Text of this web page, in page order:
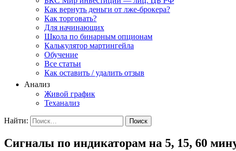
Как вернуть деньги от лже-брокера?
Как торговать?
Для начинающих
Школа по бинарным опционам
Калькулятор мартингейла
Обучение
Все статьи
Как оставить / удалить отзыв
Анализ
Живой график
Теханализ
Найти:
Сигналы по индикаторам на 5, 15, 60